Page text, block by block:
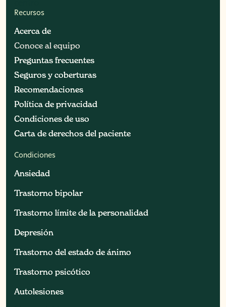
Recursos
Acerca de
Acerca de
Conoce al equipo
Conoce al equipo
Preguntas frecuentes
Preguntas frecuentes
Seguros y coberturas
Seguros y coberturas
Recomendaciones
Recomendaciones
Política de privacidad
Política de privacidad
Condiciones de uso
Condiciones de uso
Carta de derechos del paciente
Carta de derechos del paciente
Condiciones
Ansiedad
Ansiedad
Trastorno bipolar
Trastorno bipolar
Trastorno límite de la personalidad
Trastorno límite de la personalidad
Depresión
Depresión
Trastorno del estado de ánimo
Trastorno del estado de ánimo
Trastorno psicótico
Trastorno psicótico
Autolesiones
Autolesiones